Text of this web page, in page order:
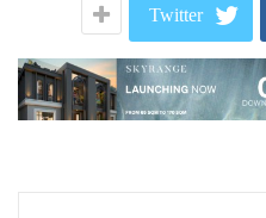
Twitter